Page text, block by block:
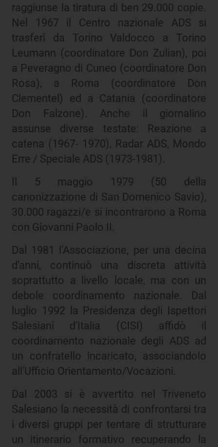
raggiunse la tiratura di ben 29.000 copie.
Nel 1967 il Centro nazionale ADS si
trasferì da Torino Valdocco a Torino
Leumann (coordinatore Don Zulian), poi
a Peveragno di Cuneo (coordinatore Don
Rosa), a Roma (coordinatore Don
Clementel) ed a Catania (coordinatore
Don Falzone). Anche il giornalino
assunse diverse testate: Reazione a
catena (1967- 1970), Radar ADS, Mondo
Erre / Speciale ADS (1973-1981).
Il 5 maggio 1979 (50 della
canonizzazione di San Domenico Savio),
30.000 ragazzi/e si incontrarono a Roma
con Giovanni Paolo II.
Dal 1981 l’Associazione, per una decina
d’anni, continuò una discreta attività
soprattutto a livello locale, ma con un
debole coordinamento nazionale. Dal
luglio 1992 la Presidenza degli Ispettori
Salesiani d’Italia (CISI) affidò il
coordinamento nazionale degli ADS ad
un confratello incaricato, associandolo
all’Ufficio Orientamento/Vocazioni.
Dal 2003 si è avvertito nel Triveneto
Salesiano la necessità di confrontarsi tra
i diversi gruppi per tentare di strutturare
un itinerario formativo recuperando la